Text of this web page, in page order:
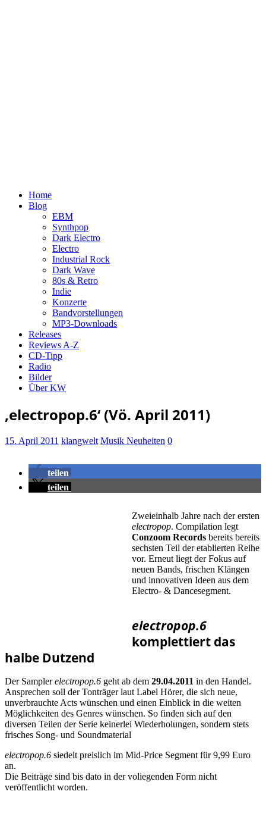
Home
Blog
EBM
Synthpop
Dark Electro
Electro
Industrial Rock
Dark Wave
80s & Retro
Indie
Konzerte
Bandvorstellungen
MP3-Downloads
Releases
Reviews A-Z
CD-Tipp
Radio
Bilder
Über KW
‚electropop.6‘ (Vö. April 2011)
15. April 2011 klangwelt Musik Neuheiten 0
teilen
teilen
Zweieinhalb Jahre nach der ersten
electropop. Compilation legt
Conzoom Records bereits bereits
sechsten Teil der etablierten Reihe
vor. Erneut liegt der Fokus auf
neuen Bands, frischen Klängen
und innovativen Ideen aus dem
Electro- & Dancesegment.
electropop.6
komplettiert das
halbe Dutzend
Der Samplerelectropop.6 geht ab dem 29.04.2011 in den Handel.
Ansprechen soll der Tonträger laut Label Hörer, die sich neue,
unverbrauchte Acts wünschen und einen Einblick in die weiten
Möglichkeiten des Genres wünschen. So finden sich auf den
diversen Teilen der Serie keinerlei Wiederholungen, sondern stets
frisches Song- und Soundmaterial
electropop.6 siedelt preislich im Mid-Price Segment für 9,99 Euro
an.
Die Beiträge sind bis dato in der voliegenden Form nicht
veröffentlicht worden.